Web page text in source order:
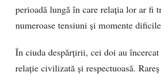
perioadă lungă în care relația lor ar fi
numeroase tensiuni și momente
În ciuda despărțirii, cei doi au încercat
relație civilizată și respectuoasă.